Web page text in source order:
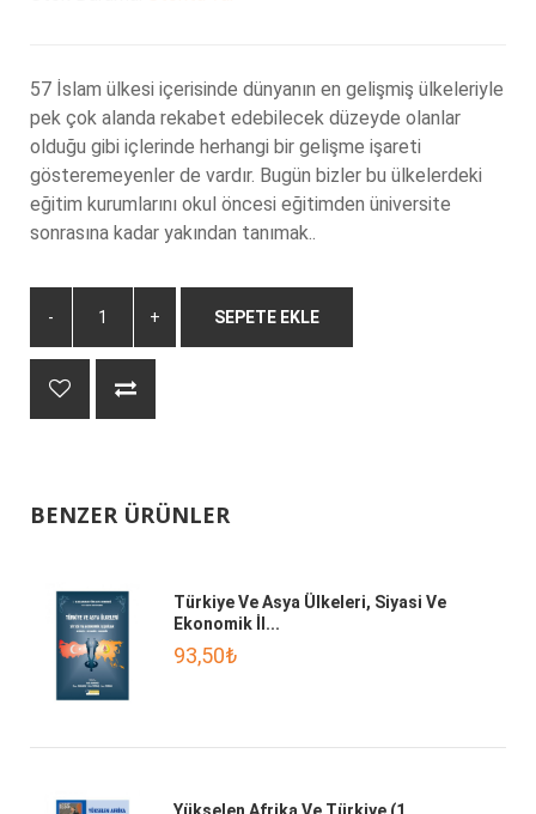
57 İslam ülkesi içerisinde dünyanın en gelişmiş ülkeleriyle
pek çok alanda rekabet edebilecek düzeyde olanlar
olduğu gibi içlerinde herhangi bir gelişme işareti
gösteremeyenler de vardır. Bugün bizler bu ülkelerdeki
eğitim kurumlarını okul öncesi eğitimden üniversite
sonrasına kadar yakından tanımak..
SEPETE EKLE
BENZER ÜRÜNLER
Türkiye Ve Asya Ülkeleri, Siyasi Ve
Ekonomik İl...
93,50₺